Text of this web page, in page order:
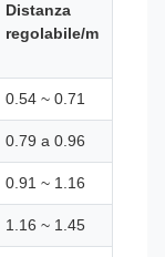
Distanza
regolabile/m
0.54 ~ 0.71
0.79 a 0.96
0.91 ~ 1.16
1.16 ~ 1.45